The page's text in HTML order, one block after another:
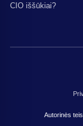
CIO iššūkiai?
Autorinės